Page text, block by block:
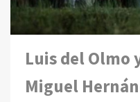
Luis del Olmo
Miguel